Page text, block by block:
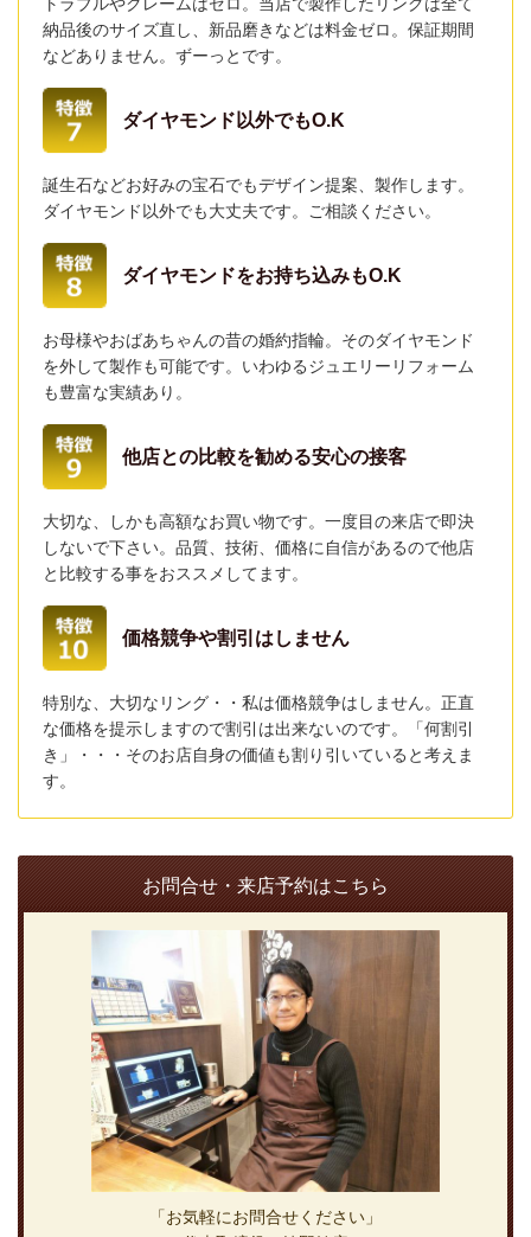
トラブルやクレームはゼロ。当店で製作したリングは全て
納品後のサイズ直し、新品磨きなどは料金ゼロ。保証期間
などありません。ずーっとです。
ダイヤモンド以外でもO.K
誕生石などお好みの宝石でもデザイン提案、製作します。
ダイヤモンド以外でも大丈夫です。ご相談ください。
ダイヤモンドをお持ち込みもO.K
お母様やおばあちゃんの昔の婚約指輪。そのダイヤモンド
を外して製作も可能です。いわゆるジュエリーリフォーム
も豊富な実績あり。
他店との比較を勧める安心の接客
大切な、しかも高額なお買い物です。一度目の来店で即決
しないで下さい。品質、技術、価格に自信があるので他店
と比較する事をおススメしてます。
価格競争や割引はしません
特別な、大切なリング・・私は価格競争はしません。正直
な価格を提示しますので割引は出来ないのです。「何割引
き」・・・そのお店自身の価値も割り引いていると考えま
す。
お問合せ・来店予約はこちら
「お気軽にお問合せください」